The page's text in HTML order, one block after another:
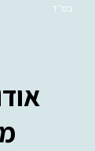
בס״ד